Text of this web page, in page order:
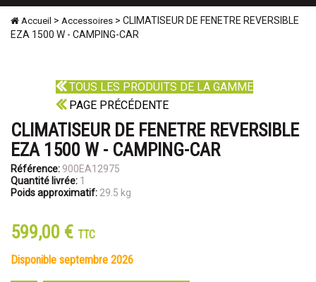
Accueil > Accessoires > CLIMATISEUR DE FENETRE REVERSIBLE
EZA 1500 W - CAMPING-CAR
TOUS LES PRODUITS DE LA GAMME
PAGE PRÉCÉDENTE
CLIMATISEUR DE FENETRE REVERSIBLE
EZA 1500 W - CAMPING-CAR
Référence: 900EA12975
Quantité livrée: 1
Poids approximatif: 29.5 kg
599,00 € TTC
disponible septembre 2026